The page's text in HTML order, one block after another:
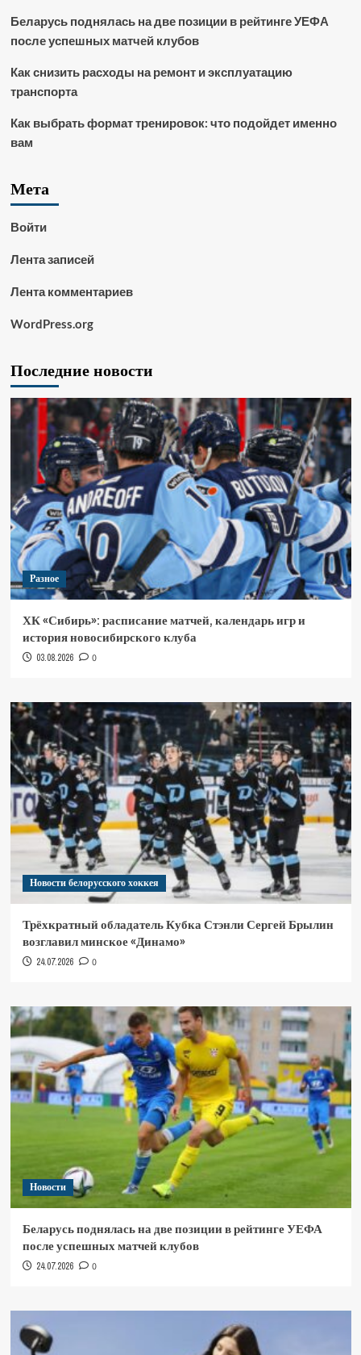
Беларусь поднялась на две позиции в рейтинге УЕФА
после успешных матчей клубов
Как снизить расходы на ремонт и эксплуатацию
транспорта
Как выбрать формат тренировок: что подойдет именно
вам
Мета
Войти
Лента записей
Лента комментариев
WordPress.org
Последние новости
Разное
ХК «Сибирь»: расписание матчей, календарь игр и
история новосибирского клуба
03.08.2026 0
Новости белорусского хоккея
Трёхкратный обладатель Кубка Стэнли Сергей Брылин
возглавил минское «Динамо»
24.07.2026 0
Новости
Беларусь поднялась на две позиции в рейтинге УЕФА
после успешных матчей клубов
24.07.2026 0